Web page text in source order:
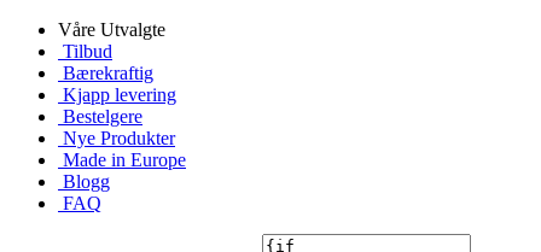
Våre Utvalgte
Tilbud
Bærekraftig
Kjapp levering
Bestelgere
Nye Produkter
Made in Europe
Blogg
FAQ